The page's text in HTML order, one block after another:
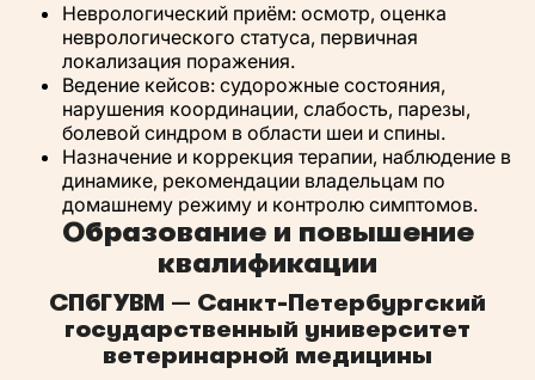
Неврологический приём: осмотр, оценка
неврологического статуса, первичная
локализация поражения.
Ведение кейсов: судорожные состояния,
нарушения координации, слабость, парезы,
болевой синдром в области шеи и спины.
Назначение и коррекция терапии, наблюдение в
динамике, рекомендации владельцам по
домашнему режиму и контролю симптомов.
Образование и повышение
квалификации
СПбГУВМ — Санкт-Петербургский
государственный университет
ветеринарной медицины